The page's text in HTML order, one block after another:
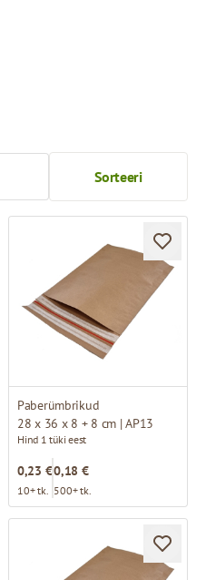
Sorteeri
Paberümbrikud
28 x 36 x 8 + 8 cm | AP13
Hind 1 tüki eest
0,23 €
10+ tk.
0,18 €
500+ tk.